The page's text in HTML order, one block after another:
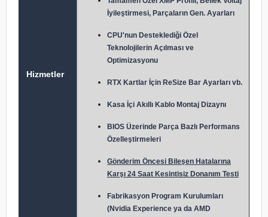
Hizmetler
İyileştirmesi, Parçaların Gen. Ayarları
CPU'nun Desteklediği Özel
Teknolojilerin Açılması ve
Optimizasyonu
RTX Kartlar İçin ReSize Bar Ayarları vb.
Kasa İçi Akıllı Kablo Montaj Dizaynı
BIOS Üzerinde Parça Bazlı Performans
Özelleştirmeleri
Gönderim Öncesi Bileşen Hatalarına
Karşı 24 Saat Kesintisiz Donanım Testi
Fabrikasyon Program Kurulumları
(Nvidia Experience ya da AMD